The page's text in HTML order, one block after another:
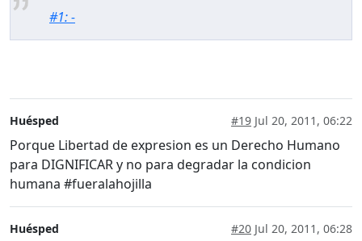
#1: -
Huésped #19 Jul 20, 2011, 06:22
Porque Libertad de expresion es un Derecho Humano
para DIGNIFICAR y no para degradar la condicion
humana #fueralahojilla
Huésped #20 Jul 20, 2011, 06:28